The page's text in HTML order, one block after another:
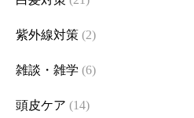
紫外線対策 (2)
雑談・雑学 (6)
頭皮ケア (14)